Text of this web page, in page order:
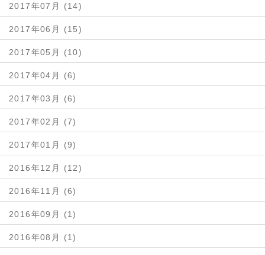
2017年07月 (14)
2017年06月 (15)
2017年05月 (10)
2017年04月 (6)
2017年03月 (6)
2017年02月 (7)
2017年01月 (9)
2016年12月 (12)
2016年11月 (6)
2016年09月 (1)
2016年08月 (1)